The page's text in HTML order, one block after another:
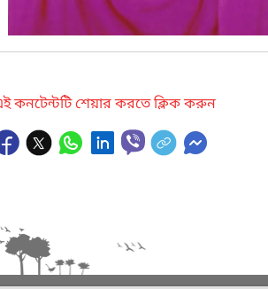
কনটেন্টটি শেয়ার করতে ক্লিক করুন